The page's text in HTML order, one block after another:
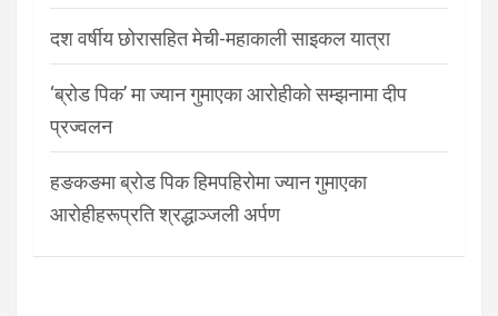
दश वर्षीय छोरासहित मेची-महाकाली साइकल यात्रा
‘ब्रोड पिक’ मा ज्यान गुमाएका आरोहीको सम्झनामा दीप
प्रज्वलन
हङकङमा ब्रोड पिक हिमपहिरोमा ज्यान गुमाएका
आरोहीहरूप्रति श्रद्धाञ्जली अर्पण